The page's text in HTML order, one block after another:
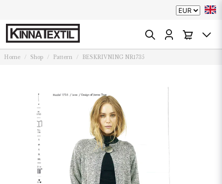
Home Shop Pattern BESKRIVNING NR1735